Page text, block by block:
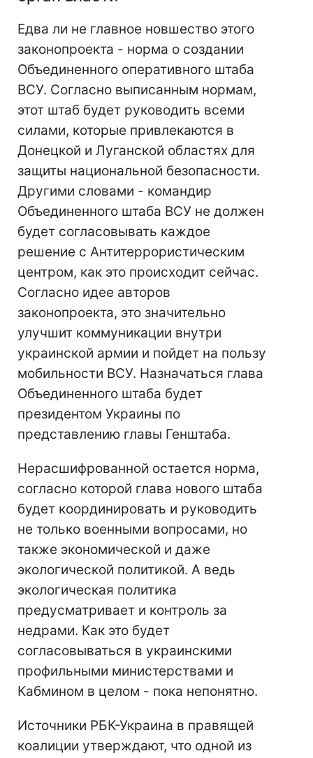
Едва ли не главное новшество этого
законопроекта - норма о создании
Объединенного оперативного штаба
ВСУ. Согласно выписанным нормам,
этот штаб будет руководить всеми
силами, которые привлекаются в
Донецкой и Луганской областях для
защиты национальной безопасности.
Другими словами - командир
Объединенного штаба ВСУ не должен
будет согласовывать каждое
решение с Антитеррористическим
центром, как это происходит сейчас.
Согласно идее авторов
законопроекта, это значительно
улучшит коммуникации внутри
украинской армии и пойдет на пользу
мобильности ВСУ. Назначаться глава
Объединенного штаба будет
президентом Украины по
представлению главы Генштаба.
Нерасшифрованной остается норма,
согласно которой глава нового штаба
будет координировать и руководить
не только военными вопросами, но
также экономической и даже
экологической политикой. А ведь
экологическая политика
предусматривает и контроль за
недрами. Как это будет
согласовываться в украинскими
профильными министерствами и
Кабмином в целом - пока непонятно.
Источники РБК-Украина в правящей
коалиции утверждают, что одной из